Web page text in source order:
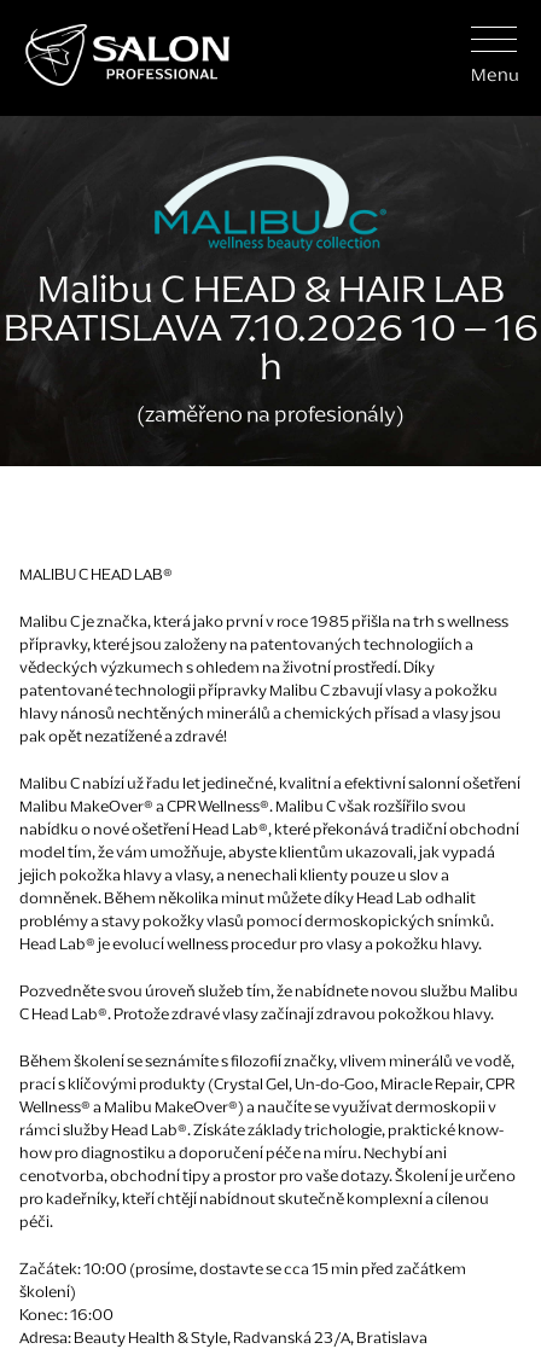
Menu
Malibu C HEAD & HAIR LAB
BRATISLAVA 7.10.2026 10 – 16
h
(zaměřeno na profesionály)
MALIBU C HEAD LAB®
Malibu C je značka, která jako první v roce 1985 přišla na trh s wellness
přípravky, které jsou založeny na patentovaných technologiích a
vědeckých výzkumech s ohledem na životní prostředí. Díky
patentované technologii přípravky Malibu C zbavují vlasy a pokožku
hlavy nánosů nechtěných minerálů a chemických přísad a vlasy jsou
pak opět nezatížené a zdravé!
Malibu C nabízí už řadu let jedinečné, kvalitní a efektivní salonní ošetření
Malibu MakeOver® a CPR Wellness®. Malibu C však rozšířilo svou
nabídku o nové ošetření Head Lab®, které překonává tradiční obchodní
model tím, že vám umožňuje, abyste klientům ukazovali, jak vypadá
jejich pokožka hlavy a vlasy, a nenechali klienty pouze u slov a
domněnek. Během několika minut můžete díky Head Lab odhalit
problémy a stavy pokožky vlasů pomocí dermoskopických snímků.
Head Lab® je evolucí wellness procedur pro vlasy a pokožku hlavy.
Pozvedněte svou úroveň služeb tím, že nabídnete novou službu Malibu
C Head Lab®. Protože zdravé vlasy začínají zdravou pokožkou hlavy.
Během školení se seznámíte s filozofií značky, vlivem minerálů ve vodě,
prací s klíčovými produkty (Crystal Gel, Un-do-Goo, Miracle Repair, CPR
Wellness® a Malibu MakeOver®) a naučíte se využívat dermoskopii v
rámci služby Head Lab®. Získáte základy trichologie, praktické know-
how pro diagnostiku a doporučení péče na míru. Nechybí ani
cenotvorba, obchodní tipy a prostor pro vaše dotazy. Školení je určeno
pro kadeřníky, kteří chtějí nabídnout skutečně komplexní a cílenou
péči.
Začátek: 10:00 (prosíme, dostavte se cca 15 min před začátkem
školení)
Konec: 16:00
Adresa: Beauty Health & Style, Radvanská 23/A, Bratislava